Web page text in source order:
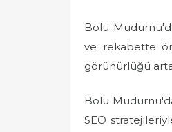
Bolu
ve rekabette
görünürlüğü
Bolu
SEO